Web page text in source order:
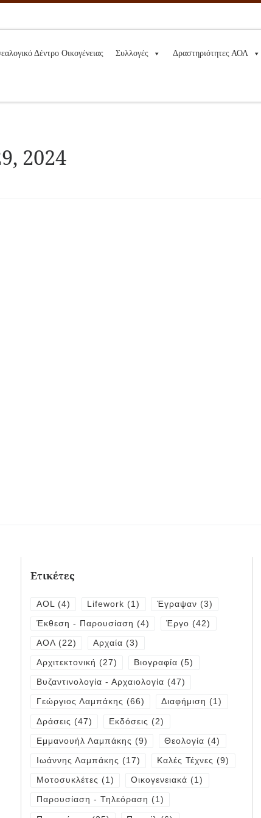
Δέντρο Οικογένειας Συλλογές Δραστηριότητες ΑΟΛ
2024
Ετικέτες
AOL (4) Lifework (1) Έγραψαν (3)
Έκθεση - Παρουσίαση (4) Έργο (42)
ΑΟΛ(22) Αρχαία (3)
Αρχιτεκτονική (27) Βιογραφία (5)
Βυζαντινολογία - Αρχαιολογία (47)
Γεώργιος Λαμπάκης (66) Διαφήμιση (1)
Δράσεις (47) Εκδόσεις (2)
Εμμανουήλ Λαμπάκης (9) Θεολογία (4)
Ιωάννης Λαμπάκης (17) Καλές Τέχνες (9)
Μοτοσυκλέτες (1) Οικογενειακά (1)
Παρουσίαση - Τηλεόραση (1)